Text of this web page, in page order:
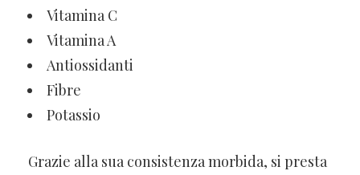
Vitamina C
Vitamina A
Antiossidanti
Fibre
Potassio
Grazie alla sua consistenza morbida, si presta